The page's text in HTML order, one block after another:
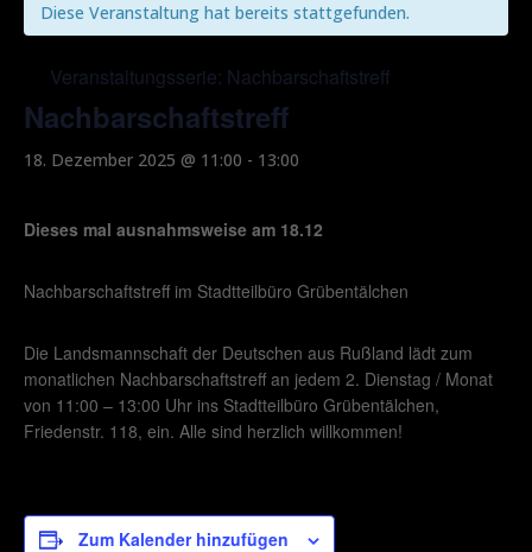
Diese Veranstaltung hat bereits stattgefunden.
Veranstaltungsserie: Nachbarschaftstreff
Nachbarschaftstreff
18. Dezember 2025 @ 11:00 - 13:00
Dieses mal ausnahmsweise am 18.12
Nachbarschaftstreff im Stadtteilbüro Grübentälchen
Die Landsmannschaft der Deutschen aus Rußland lädt zum
monatlichen Nachbarschaftstreff an jedem 2. Dienstag / Monat
von 11:00 – 13:00 Uhr ins Stadtteilbüro Grübentälchen,
Friedenstr. 118, ein. Alle sind herzlich willkommen!
Zum Kalender hinzufügen